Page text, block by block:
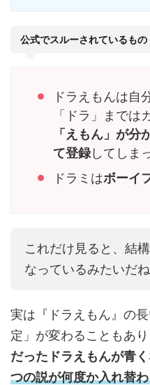
公式でスルーされているもの
ドラえもんは自
「ドラ」までは
「えもん」が分
て登録してしま
ドラミはボーイ
これだけ見ると、結
なっているみたいだね
実は『ドラえもん』の
定」が変わることもあ
だったドラえもんが青く
つの説が何度か入れ替